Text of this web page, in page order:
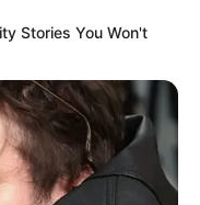
Stories You Won't